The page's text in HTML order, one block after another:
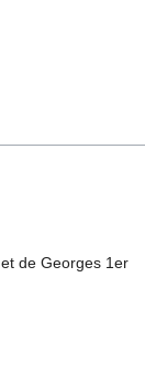
et de Georges 1er